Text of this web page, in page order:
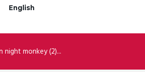
English
night monkey (2)...